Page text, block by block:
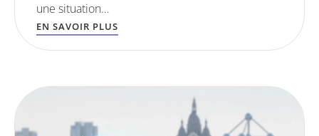
une situation…
EN SAVOIR PLUS